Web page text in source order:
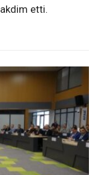
etti.